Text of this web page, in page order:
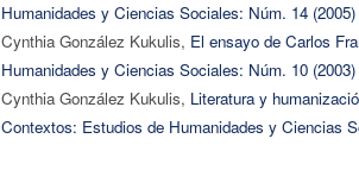
Humanidades y Ciencias Sociales: Núm. 14 (2005)
Cynthia González Kukulis, El ensayo de Carlos
Humanidades y Ciencias Sociales: Núm. 10 (2003)
Cynthia González Kukulis, Literatura y
Contextos: Estudios de Humanidades y Ciencias